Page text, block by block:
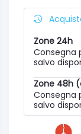
Zone 24h
Consegna
salvo
Zone 48h
Consegna
salvo